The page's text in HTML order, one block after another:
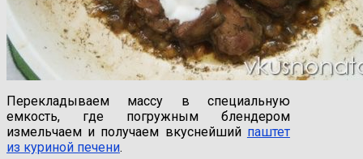
Перекладываем массу в специальную
емкость, где погружным блендером
измельчаем и получаем вкуснейший паштет
из куриной печени.